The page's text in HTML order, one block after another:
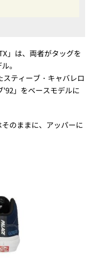
」は、両者がタッグを
。
ティーブ・キャバレロ
'92」をベースモデルに
のままに、アッパーに